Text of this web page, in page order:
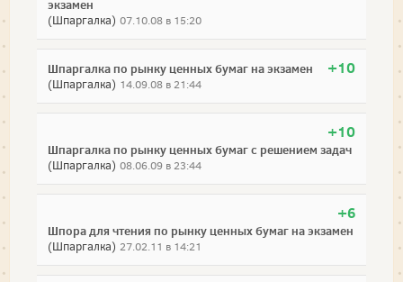
экзамен
(Шпаргалка) 07.10.08 в 15:20
+10
Шпаргалка по рынку ценных бумаг на экзамен
(Шпаргалка) 14.09.08 в 21:44
+10
Шпаргалка по рынку ценных бумаг с решением задач
(Шпаргалка) 08.06.09 в 23:44
+6
Шпора для чтения по рынку ценных бумаг на экзамен
(Шпаргалка) 27.02.11 в 14:21